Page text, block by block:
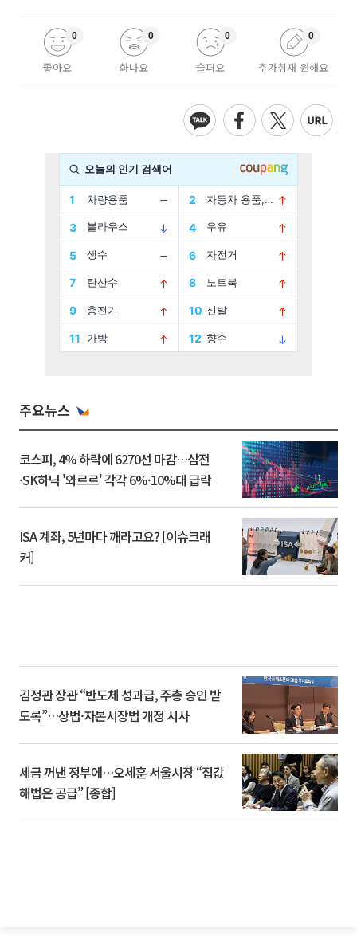
좋아요
0
화나요
0
슬퍼요
0
추가취재 원해요
0
주요뉴스
코스피, 4% 하락에 6270선 마감…삼전
·SK하닉 '와르르' 각각 6%·10%대 급락
ISA 계좌, 5년마다 깨라고요? [이슈크래
커]
김정관 장관 “반도체 성과급, 주총 승인 받
도록”…상법·자본시장법 개정 시사
세금 꺼낸 정부에…오세훈 서울시장 “집값
해법은 공급” [종합]